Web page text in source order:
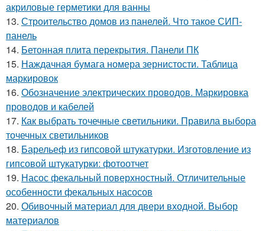
акриловые герметики для ванны
13. Строительство домов из панелей. Что такое СИП-
панель
14. Бетонная плита перекрытия. Панели ПК
15. Наждачная бумага номера зернистости. Таблица
маркировок
16. Обозначение электрических проводов. Маркировка
проводов и кабелей
17. Как выбрать точечные светильники. Правила выбора
точечных светильников
18. Барельеф из гипсовой штукатурки. Изготовление из
гипсовой штукатурки: фотоотчет
19. Насос фекальный поверхностный. Отличительные
особенности фекальных насосов
20. Обивочный материал для двери входной. Выбор
материалов